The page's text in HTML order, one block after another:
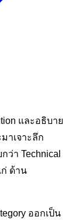
และอธิบาย
าเจาะลึก
ว่า Technical
ก่ ด้าน
ออกเป็น